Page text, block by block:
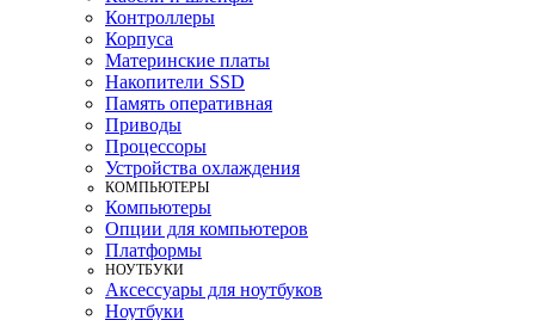
Контроллеры
Корпуса
Материнские платы
Накопители SSD
Память оперативная
Приводы
Процессоры
Устройства охлаждения
КОМПЬЮТЕРЫ
Компьютеры
Опции для компьютеров
Платформы
НОУТБУКИ
Аксессуары для ноутбуков
Ноутбуки